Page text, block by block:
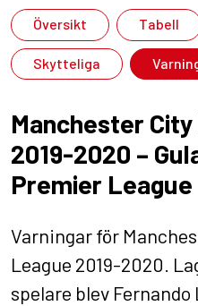
Översikt Tabell
Skytteliga
Manchester
2019-2020 –
Premier League
Varningar för
League 2019-2020.
spelare blev Fernando